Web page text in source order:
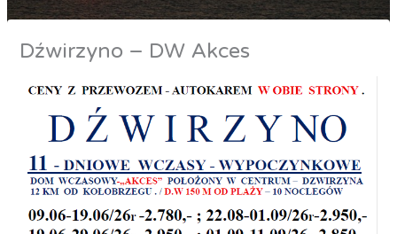
Dźwirzyno – DW Akces